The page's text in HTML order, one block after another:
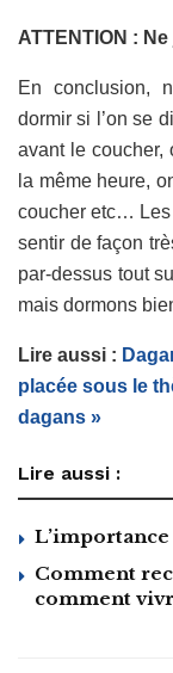
ATTENTION :
En conclusion,
dormir si l’on se
avant le coucher,
la même heure,
coucher etc… Les
sentir de façon
par-dessus tout
mais dormons
Lire aussi :
placée sous le
dagans »
Lire aussi :
Comment
comment